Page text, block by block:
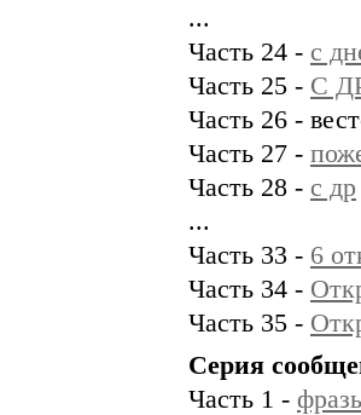
...
Часть 24 - с
Часть 25 - С
Часть 26 -
Часть 27 -
Часть 28 - с др
...
Часть 33 - 6
Часть 34 -
Часть 35 -
Серия
Часть 1 -